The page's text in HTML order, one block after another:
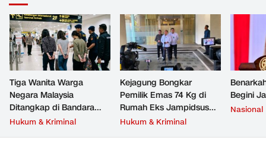
Tiga Wanita Warga
Negara Malaysia
Ditangkap di Bandara
Soetta, Bawa Beragam
Hukum & Kriminal
Kejagung Bongkar
Pemilik Emas 74 Kg di
Rumah Eks Jampidsus
Febrie Adriansyah
Hukum & Kriminal
Begini
Nasional